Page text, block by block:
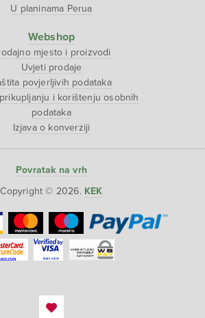
U planinama Perua
Webshop
mjesto i proizvodi
Uvjeti prodaje
povjerljivih podataka
i korištenju osobnih
podataka
Izjava o konverziji
Povratak na vrh
Copyright © 2026. KEK